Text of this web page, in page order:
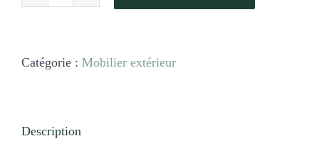
de
Catégorie : Mobilier extérieur
Description